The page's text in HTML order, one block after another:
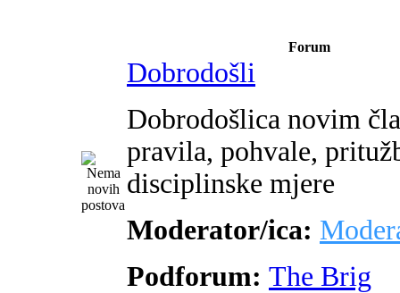
Forum
Dobrodošli
Dobrodošlica novim
pravila, pohvale,
disciplinske mjere
Moderator/ica:
Podforum: The Brig